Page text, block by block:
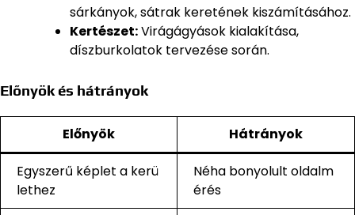
sárkányok, sátrak keretének kiszámításához.
Kertészet:Virágágyások kialakítása,
díszburkolatok tervezése során.
Előnyök és hátrányok
Előnyök Hátrányok
Egyszerű képlet a kerü
lethez
Néha bonyolult oldalm
érés